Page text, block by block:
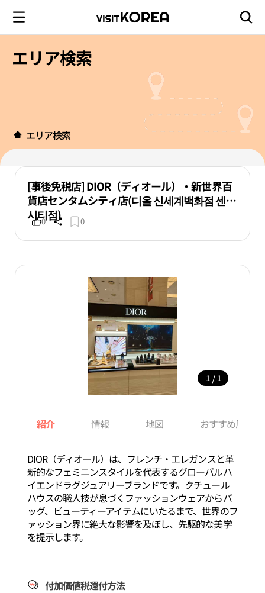
エリア検索
エリア検索
[事後免税店] DIOR（ディオール）・新世界百
貨店センタムシティ店(디올 신세계백화점 센텀
시티점)
0 0
1 / 1
紹介 情報 地図 おすすめ周辺
DIOR（ディオール）は、フレンチ・エレガンスと革
新的なフェミニンスタイルを代表するグローバルハ
イエンドラグジュアリーブランドです。クチュール
ハウスの職人技が息づくファッションウェアからバ
ッグ、ビューティーアイテムにいたるまで、世界のフ
ァッション界に絶大な影響を及ぼし、先駆的な美学
を提示します。
付加価値税還付方法